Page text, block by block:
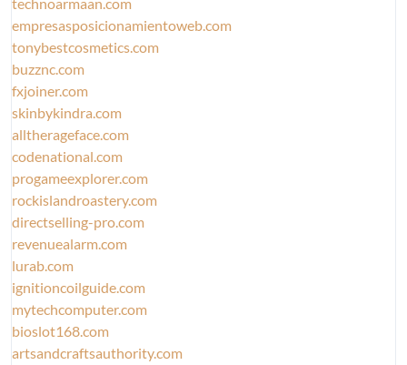
empresasposicionamientoweb.com
tonybestcosmetics.com
buzznc.com
fxjoiner.com
skinbykindra.com
alltherageface.com
codenational.com
progameexplorer.com
rockislandroastery.com
directselling-pro.com
revenuealarm.com
lurab.com
ignitioncoilguide.com
mytechcomputer.com
bioslot168.com
artsandcraftsauthority.com